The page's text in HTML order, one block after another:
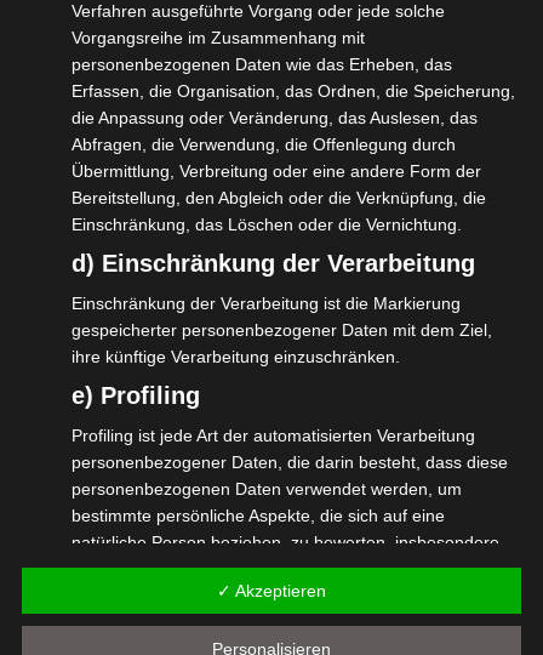
Dr. Benno Grunewald, Rechtsanwalt
Michael Felser, Rechtsanwalt
Julia von Westerholt,
Verbandsdirektorin, Deutscher
Volkshochschulverband
Dr. Dina Frommert, Abteilungsleiterin
„Forschung und Entwicklung“, Deutsche
Rentenversicherung Bund
Carlos Frischmuth,
Vorstandsvorsitzender,
Bundesverband für selbstständige
Wissensarbeit
Marcus Pohl, 1. Vorsitzender, isdv –
Interessengemeinschaft der
Selbstständigen DienstleisterInnen in
der Veranstaltungswirtschaft
Dr. Andreas Lutz,
Vorstandsvorsitzender, Verband der
Verfahren ausgeführte Vorgang oder jede solche
Vorgangsreihe im Zusammenhang mit
personenbezogenen Daten wie das Erheben, das
Erfassen, die Organisation, das Ordnen, die Speicherung,
die Anpassung oder Veränderung, das Auslesen, das
Abfragen, die Verwendung, die Offenlegung durch
Übermittlung, Verbreitung oder eine andere Form der
Bereitstellung, den Abgleich oder die Verknüpfung, die
Einschränkung, das Löschen oder die Vernichtung.
d) Einschränkung der Verarbeitung
Einschränkung der Verarbeitung ist die Markierung
gespeicherter personenbezogener Daten mit dem Ziel,
ihre künftige Verarbeitung einzuschränken.
e) Profiling
Profiling ist jede Art der automatisierten Verarbeitung
personenbezogener Daten, die darin besteht, dass diese
personenbezogenen Daten verwendet werden, um
bestimmte persönliche Aspekte, die sich auf eine
natürliche Person beziehen, zu bewerten, insbesondere,
um Aspekte bezüglich Arbeitsleistung, wirtschaftlicher
Lage, Gesundheit, persönlicher Vorlieben, Interessen,
Zuverlässigkeit, Verhalten, Aufenthaltsort oder
Ortswechsel dieser natürlichen Person zu analysieren
✓ Akzeptieren
Personalisieren